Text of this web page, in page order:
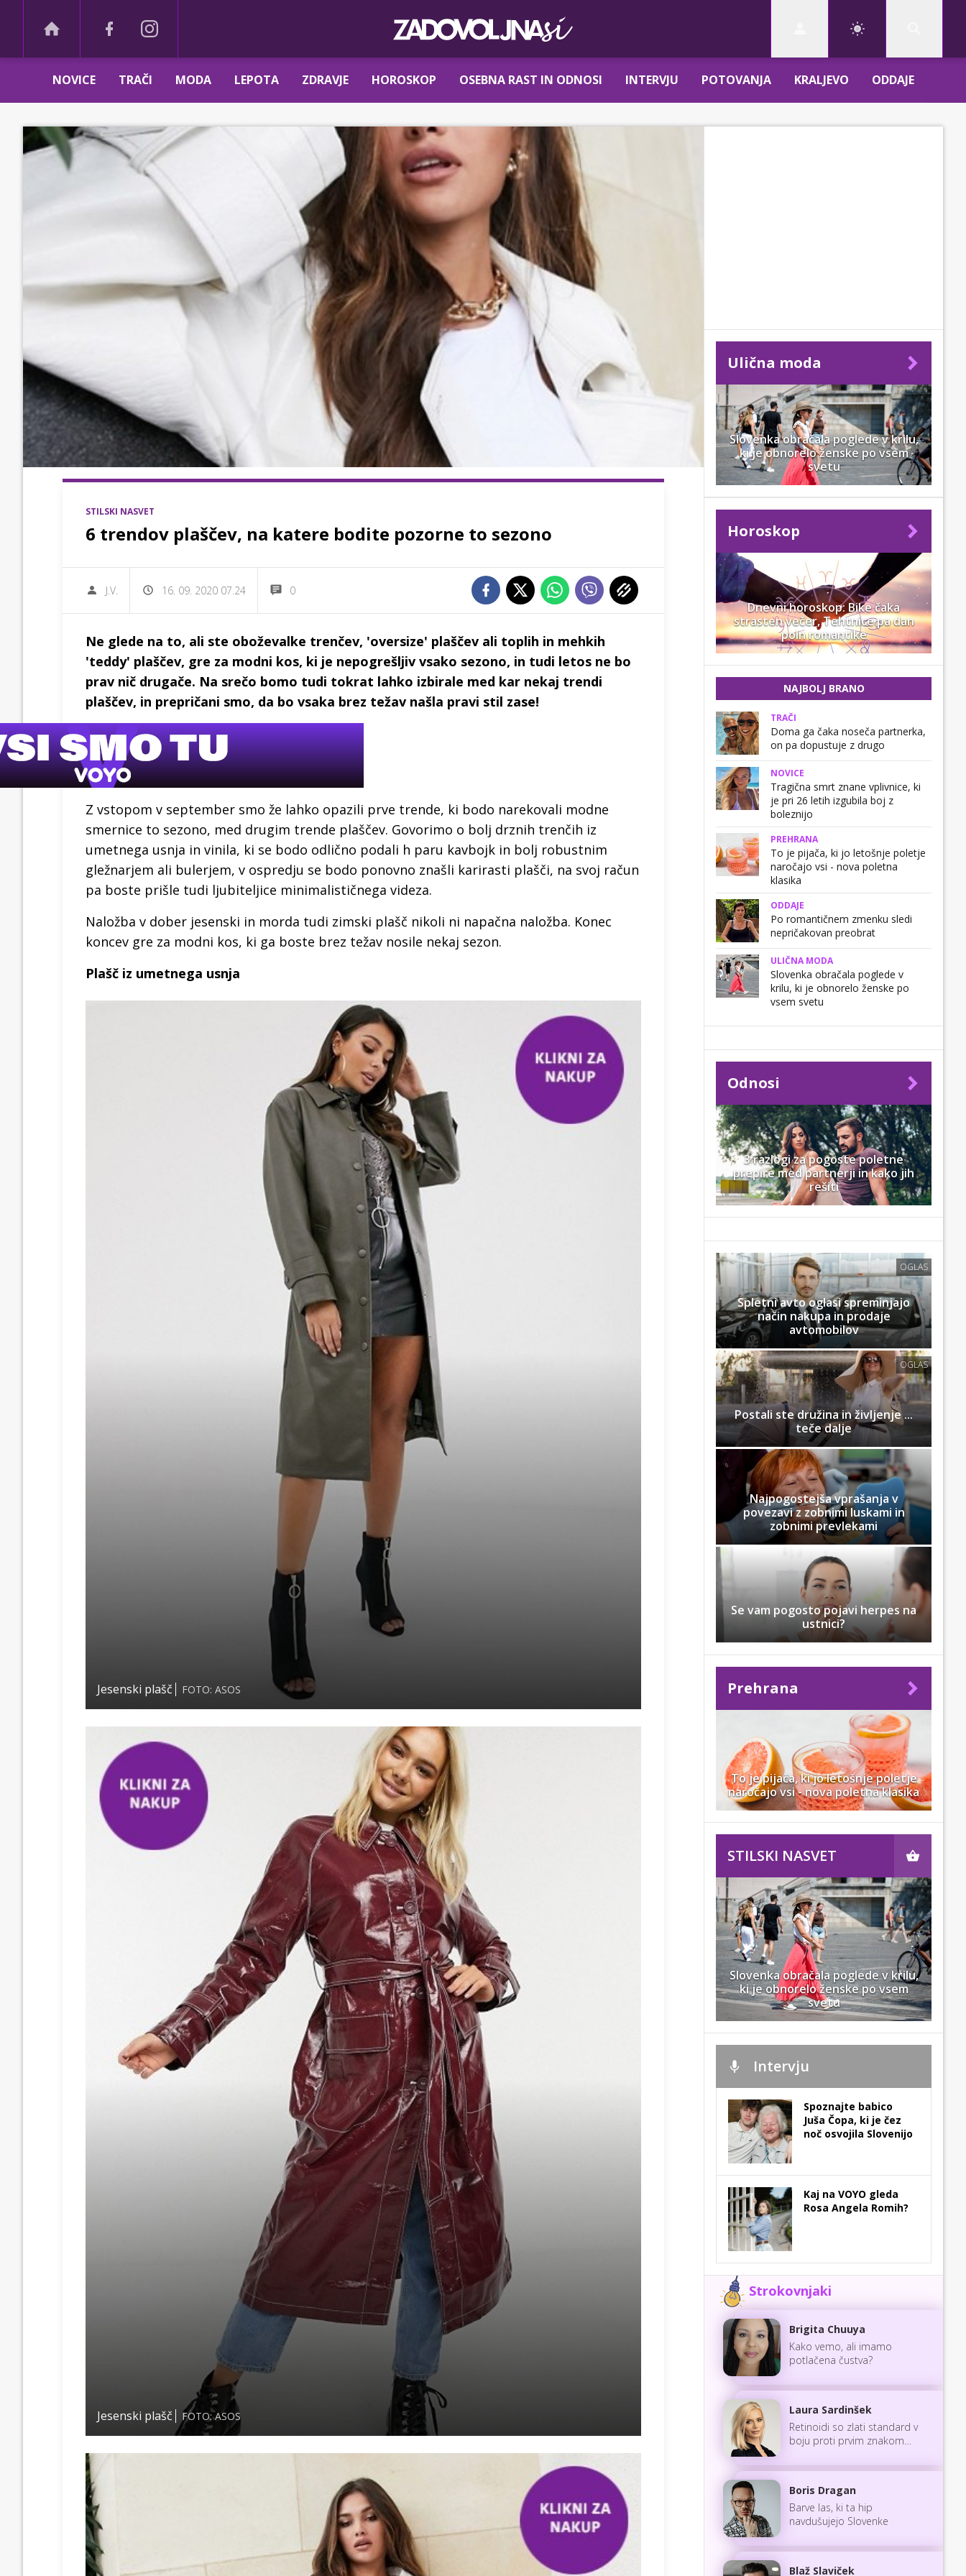
NOVICE TRAČI MODA LEPOTA ZDRAVJE HOROSKOP OSEBNA RAST IN ODNOSI INTERVJU POTOVANJA KRALJEVO ODDAJE
STILSKI NASVET
6 trendov plaščev, na katere bodite pozorne to sezono
J.V. 16. 09. 2020 07.24 0
Ne glede na to, ali ste oboževalke trenčev, 'oversize' plaščev ali toplih in mehkih
'teddy' plaščev, gre za modni kos, ki je nepogrešljiv vsako sezono, in tudi letos ne bo
prav nič drugače. Na srečo bomo tudi tokrat lahko izbirale med kar nekaj trendi
plaščev, in prepričani smo, da bo vsaka brez težav našla pravi stil zase!
Z vstopom v september smo že lahko opazili prve trende, ki bodo narekovali modne
smernice to sezono, med drugim trende plaščev. Govorimo o bolj drznih trenčih iz
umetnega usnja in vinila, ki se bodo odlično podali h paru kavbojk in bolj robustnim
gležnarjem ali bulerjem, v ospredju se bodo ponovno znašli karirasti plašči, na svoj račun
pa boste prišle tudi ljubiteljice minimalističnega videza.
Naložba v dober jesenski in morda tudi zimski plašč nikoli ni napačna naložba. Konec
koncev gre za modni kos, ki ga boste brez težav nosile nekaj sezon.
Plašč iz umetnega usnja
Jesenski plašč FOTO: ASOS
Jesenski plašč FOTO: ASOS
Ulična moda
Slovenka obračala poglede v krilu,
ki je obnorelo ženske po vsem
svetu
Horoskop
Dnevni horoskop: Bike čaka
strasten večer, Tehtnice pa dan
poln romantike
NAJBOLJ BRANO
TRAČI
Doma ga čaka noseča partnerka,
on pa dopustuje z drugo
NOVICE
Tragična smrt znane vplivnice, ki
je pri 26 letih izgubila boj z
boleznijo
PREHRANA
To je pijača, ki jo letošnje poletje
naročajo vsi - nova poletna
klasika
ODDAJE
Po romantičnem zmenku sledi
nepričakovan preobrat
ULIČNA MODA
Slovenka obračala poglede v
krilu, ki je obnorelo ženske po
vsem svetu
Odnosi
3 razlogi za pogoste poletne
prepire med partnerji in kako jih
rešiti
OGLAS
Spletni avto oglasi spreminjajo
način nakupa in prodaje
avtomobilov
OGLAS
Postali ste družina in življenje ...
teče dalje
Najpogostejša vprašanja v
povezavi z zobnimi luskami in
zobnimi prevlekami
Se vam pogosto pojavi herpes na
ustnici?
Prehrana
To je pijača, ki jo letošnje poletje
naročajo vsi - nova poletna klasika
STILSKI NASVET
Slovenka obračala poglede v krilu,
ki je obnorelo ženske po vsem
svetu
Intervju
Spoznajte babico
Juša Čopa, ki je čez
noč osvojila Slovenijo
Kaj na VOYO gleda
Rosa Angela Romih?
Strokovnjaki
Brigita Chuuya
Kako vemo, ali imamo
potlačena čustva?
Laura Sardinšek
Retinoidi so zlati standard v
boju proti prvim znakom
Boris Dragan
Barve las, ki ta hip
navdušujejo Slovenke
Blaž Slaviček